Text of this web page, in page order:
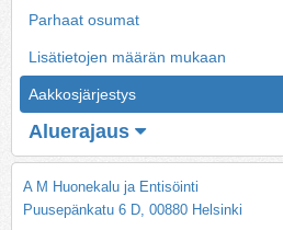
Parhaat osumat
Lisätietojen määrän mukaan
Aakkosjärjestys
Aluerajaus
A M Huonekalu ja Entisöinti
Puusepänkatu 6 D, 00880 Helsinki